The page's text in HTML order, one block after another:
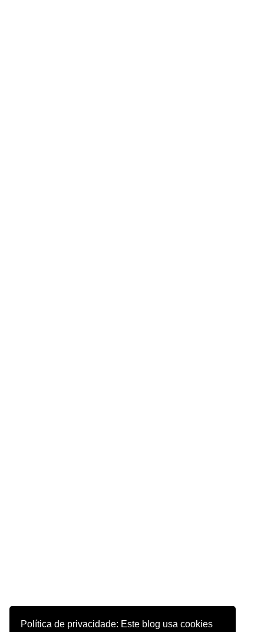
Política de privacidade: Este blog usa cookies